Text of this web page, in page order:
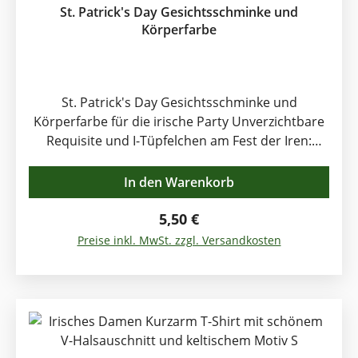
St. Patrick's Day Gesichtsschminke und
Körperfarbe
St. Patrick's Day Gesichtsschminke und
Körperfarbe für die irische Party Unverzichtbare
Requisite und I-Tüpfelchen am Fest der Iren:
Kostümierung für die irische Mottoparty im
Handumdrehen. Material: Gesichts-und
Körperfarbe auf Wasserbasis. Inhalt: 16g Farbe:
grün
Regulärer Preis:
5,50 €
Preise inkl. MwSt. zzgl. Versandkosten
In den Warenkorb